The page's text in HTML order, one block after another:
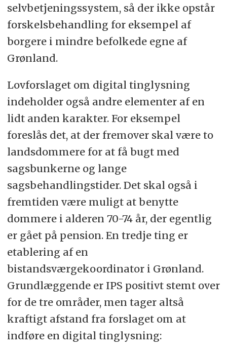
selvbetjeningssystem, så der ikke opstår
forskelsbehandling for eksempel af
borgere i mindre befolkede egne af
Grønland.
Lovforslaget om digital tinglysning
indeholder også andre elementer af en
lidt anden karakter. For eksempel
foreslås det, at der fremover skal være to
landsdommere for at få bugt med
sagsbunkerne og lange
sagsbehandlingstider. Det skal også i
fremtiden være muligt at benytte
dommere i alderen 70-74 år, der egentlig
er gået på pension. En tredje ting er
etablering af en
bistandsværgekoordinator i Grønland.
Grundlæggende er IPS positivt stemt over
for de tre områder, men tager altså
kraftigt afstand fra forslaget om at
indføre en digital tinglysning: